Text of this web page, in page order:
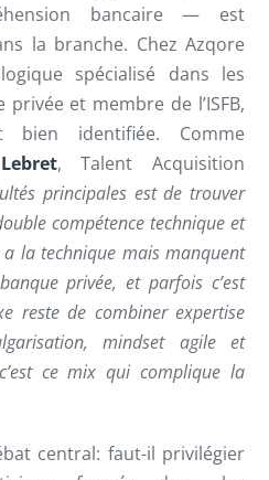
bancaire — est
la branche. Chez Azqore
spécialisé dans les
et membre de l’ISFB,
bien identifiée. Comme
, Talent Acquisition
principales est de trouver
compétence technique et
la technique mais manquent
privée, et parfois c’est
reste de combiner expertise
mindset agile et
ce mix qui complique la
central: faut-il privilégier